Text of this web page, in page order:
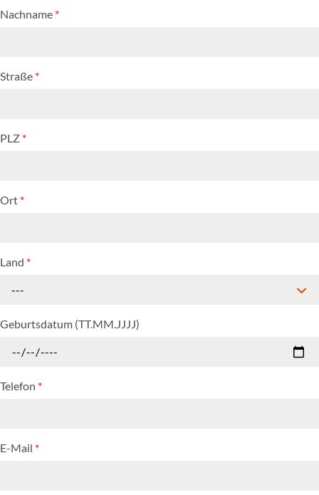
Nachname *
Straße *
PLZ *
Ort *
Land *
---
Geburtsdatum (TT.MM.JJJJ)
Telefon *
E-Mail *